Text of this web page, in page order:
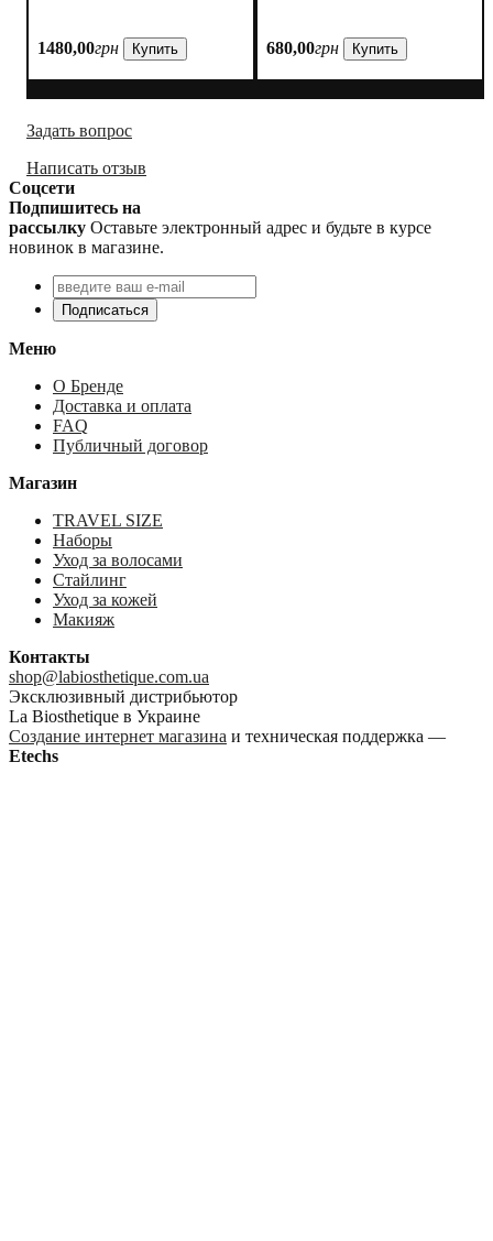
1480,00грн Купить 680,00грн Купить
Задать вопрос
Написать отзыв
Соцсети
Подпишитесь на
рассылку Оставьте электронный адрес и будьте в курсе
новинок в магазине.
Подписаться
Меню
О Бренде
Доставка и оплата
FAQ
Публичный договор
Магазин
TRAVEL SIZE
Наборы
Уход за волосами
Стайлинг
Уход за кожей
Макияж
Контакты
shop@labiosthetique.com.ua
Эксклюзивный дистрибьютор
La Biosthetique в Украине
Создание интернет магазина и техническая поддержка —
Etechs